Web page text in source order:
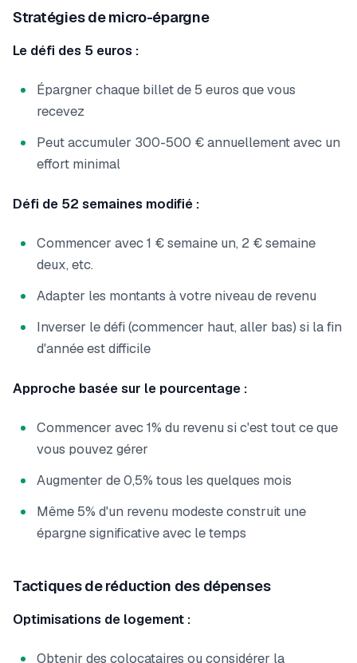
Stratégies de micro-épargne
Le défi des 5 euros :
Épargner chaque billet de 5 euros que vous
recevez
Peut accumuler 300-500 € annuellement avec un
effort minimal
Défi de 52 semaines modifié :
Commencer avec 1 € semaine un, 2 € semaine
deux, etc.
Adapter les montants à votre niveau de revenu
Inverser le défi (commencer haut, aller bas) si la fin
d'année est difficile
Approche basée sur le pourcentage :
Commencer avec 1% du revenu si c'est tout ce que
vous pouvez gérer
Augmenter de 0,5% tous les quelques mois
Même 5% d'un revenu modeste construit une
épargne significative avec le temps
Tactiques de réduction des dépenses
Optimisations de logement :
Obtenir des colocataires ou considérer la